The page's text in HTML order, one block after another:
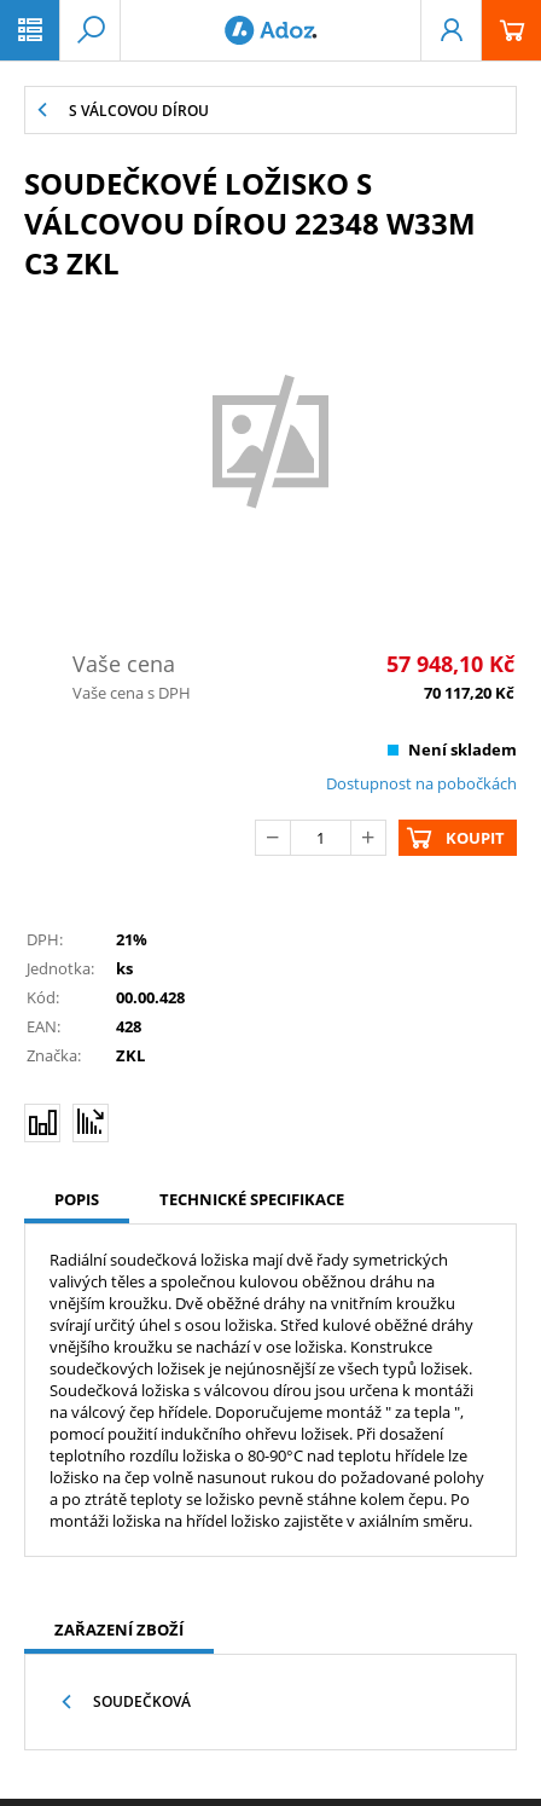
S VÁLCOVOU DÍROU
SOUDEČKOVÉ LOŽISKO S
VÁLCOVOU DÍROU 22348 W33M
C3 ZKL
Vaše cena 57 948,10 Kč
Vaše cena s DPH 70 117,20 Kč
Není skladem
Dostupnost na pobočkách
KOUPIT
DPH:
21%
Jednotka:
ks
Kód:
00.00.428
EAN:
428
Značka:
ZKL
POPIS TECHNICKÉ SPECIFIKACE
Radiální soudečková ložiska mají dvě řady symetrických
valivých těles a společnou kulovou oběžnou dráhu na
vnějším kroužku. Dvě oběžné dráhy na vnitřním kroužku
svírají určitý úhel s osou ložiska. Střed kulové oběžné dráhy
vnějšího kroužku se nachází v ose ložiska. Konstrukce
soudečkových ložisek je nejúnosnější ze všech typů ložisek.
Soudečková ložiska s válcovou dírou jsou určena k montáži
na válcový čep hřídele. Doporučujeme montáž " za tepla ",
pomocí použití indukčního ohřevu ložisek. Při dosažení
teplotního rozdílu ložiska o 80-90°C nad teplotu hřídele lze
ložisko na čep volně nasunout rukou do požadované polohy
a po ztrátě teploty se ložisko pevně stáhne kolem čepu. Po
montáži ložiska na hřídel ložisko zajistěte v axiálním směru.
ZAŘAZENÍ ZBOŽÍ
SOUDEČKOVÁ